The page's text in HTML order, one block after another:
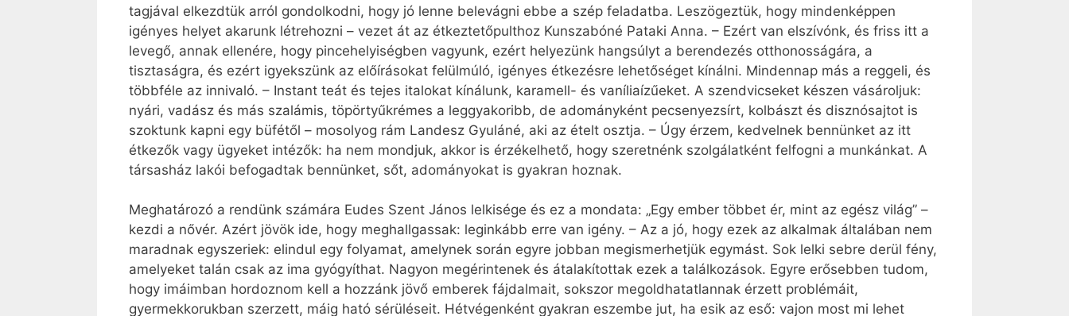
tagjával elkezdtük arról gondolkodni, hogy jó lenne belevágni ebbe a szép feladatba. Leszögeztük, hogy mindenképpen
igényes helyet akarunk létrehozni – vezet át az étkeztetőpulthoz Kunszabóné Pataki Anna. – Ezért van elszívónk, és friss itt a
levegő, annak ellenére, hogy pincehelyiségben vagyunk, ezért helyezünk hangsúlyt a berendezés otthonosságára, a
tisztaságra, és ezért igyekszünk az előírásokat felülmúló, igényes étkezésre lehetőséget kínálni. Mindennap más a reggeli, és
többféle az innivaló. – Instant teát és tejes italokat kínálunk, karamell- és vaníliaízűeket. A szendvicseket készen vásároljuk:
nyári, vadász és más szalámis, töpörtyűkrémes a leggyakoribb, de adományként pecsenyezsírt, kolbászt és disznósajtot is
szoktunk kapni egy büfétől – mosolyog rám Landesz Gyuláné, aki az ételt osztja. – Úgy érzem, kedvelnek bennünket az itt
étkezők vagy ügyeket intézők: ha nem mondjuk, akkor is érzékelhető, hogy szeretnénk szolgálatként felfogni a munkánkat. A
társasház lakói befogadtak bennünket, sőt, adományokat is gyakran hoznak.
Meghatározó a rendünk számára Eudes Szent János lelkisége és ez a mondata: „Egy ember többet ér, mint az egész világ” –
kezdi a nővér. Azért jövök ide, hogy meghallgassak: leginkább erre van igény. – Az a jó, hogy ezek az alkalmak általában nem
maradnak egyszeriek: elindul egy folyamat, amelynek során egyre jobban megismerhetjük egymást. Sok lelki sebre derül fény,
amelyeket talán csak az ima gyógyíthat. Nagyon megérintenek és átalakítottak ezek a találkozások. Egyre erősebben tudom,
hogy imáimban hordoznom kell a hozzánk jövő emberek fájdalmait, sokszor megoldhatatlannak érzett problémáit,
gyermekkorukban szerzett, máig ható sérüléseit. Hétvégenként gyakran eszembe jut, ha esik az eső: vajon most mi lehet